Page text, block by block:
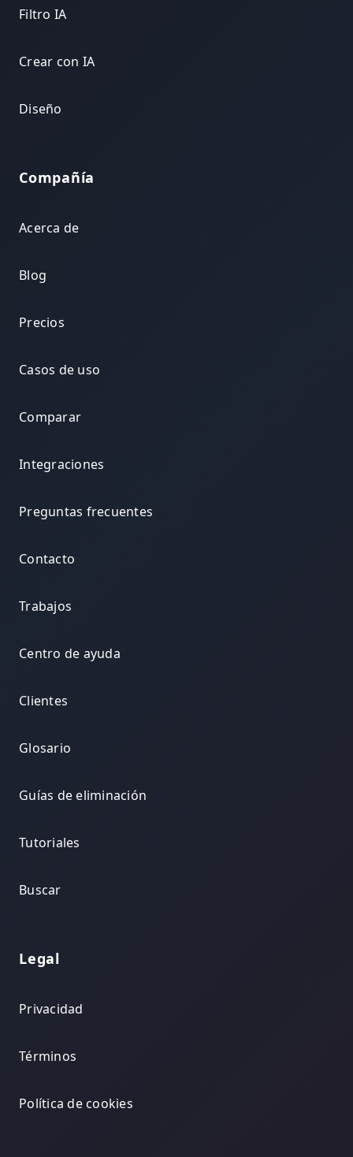
Filtro IA
Crear con IA
Diseño
Compañía
Acerca de
Blog
Precios
Casos de uso
Comparar
Integraciones
Preguntas frecuentes
Contacto
Trabajos
Centro de ayuda
Clientes
Glosario
Guías de eliminación
Tutoriales
Buscar
Legal
Privacidad
Términos
Política de cookies